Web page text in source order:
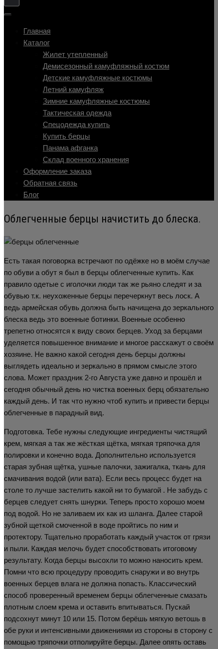
Показать/
навигацию
Главная
Каталог
Жилет утепленный
Демисезонный камуфляжный костюм
Детские камуфляжные костюмы
Летний камуфляж
Зимние камуфляжные костюмы
Тактическая одежда
Cпецодежда купить
Купить берцы
Панама афганка
Склад военного хранения
Оформление заказа
Обратная связь
Блог
Облегченные берцы начистить до блеска.
Есть такая поговорка встречают по одёжке но в моём случае
по обуви а обут я был в берцы облегченные купить. Как
правило одетые с иголочки люди так же рьяно следят и за
обувью т.к. неухоженные берцы перечеркнут весь лоск. А
ведь армейская обувь должна быть начищена до зеркального
блеска ведь это военные ботинки. Военные особенно
трепетно относятся к виду своих берцев. Уход за берцами
уделяется повышенное внимание и многое расскажут о своём
хозяине. Не важно какой сегодня день берцы должны
выглядеть идеально и зеркально в прямом смысле этого
слова. Может праздник 2-го Августа уже давно и прошёл и
сегодня обычный день но чистка военных берц обязательно
каждый день. И так что нужно чтоб купить и привести берцы
облегченные в парадный вид.
Подготовка. Тебе нужны следующие ингредиенты чистящий
крем, мягкая а так же жёсткая щётка, мягкая тряпочка для
полировки и конечно вода. Дополнительно используется
старая зубная щётка, ушные палочки, зажигалка, ткань для
смачивания водой (или вата). Если весь процесс будет на
столе то лучше застелить какой ни то бумагой . Не забудь с
берцев следует снять шнурки. Теперь просто хорошо моем
под водой. Но не заливаем их как из шланга. Далее старой
зубной щеткой смоченной в воде пройтись по ним и
протектору. Тщательно проработать каждый участок от грязи
и пыли. Каждая мелочь будет способствовать итоговому
результату. Когда берцы высохли то можно наносить крем.
Помни что всю процедуру проводить снаружи и во внутрь
военных берцев влага не должна попасть. Классический
способ проверенный временем берцы облегченные смазать
плотным слоем крема и оставить впитываться. Пускай
подсохнут минут 10 или 15. Потом берёшь мягкую ветошь в
обе руки и интенсивными движениями из стороны в сторону с
помощью тряпочки отполируйте берцы. Далее опять оставь